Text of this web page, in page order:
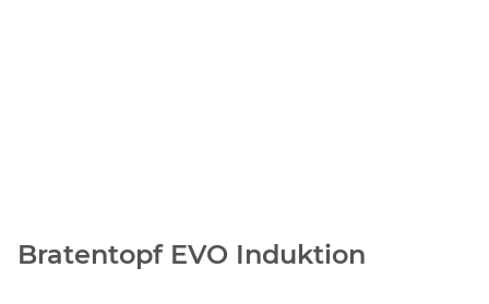
Bratentopf EVO Induktion